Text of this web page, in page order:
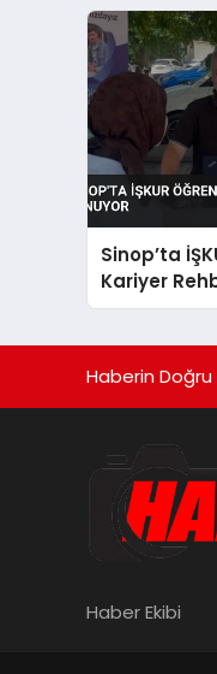
Sinop’ta
Kariyer
Haberin
Haber Ekibi